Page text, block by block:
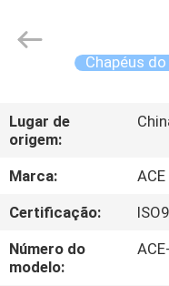
PRODUTOS
SOBRE
NÓS
Manufacturing
Chapéus
Lugar de
origem:
Marca:
ACE
Certificação:
Número do
modelo: